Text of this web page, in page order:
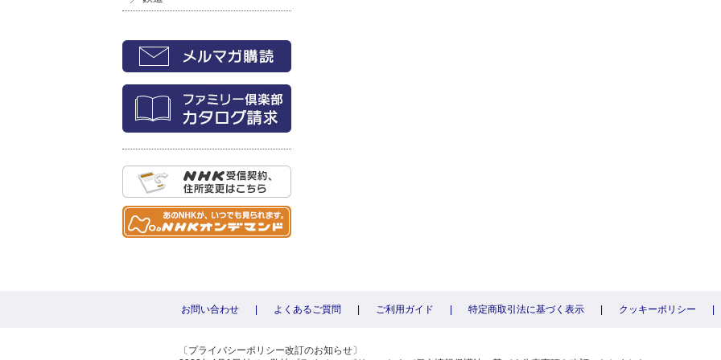
お問い合わせ よくあるご質問 ご利用ガイド 特定商取引法に基づく表示 クッキーポリシー
〔プライバシーポリシー改訂のお知らせ〕